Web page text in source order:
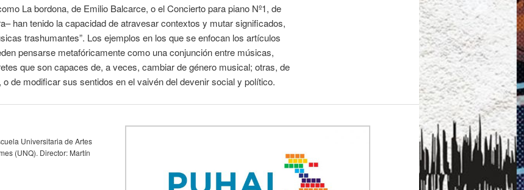
La bordona, de Emilio Balcarce, o el Concierto para piano Nº1, de
han tenido la capacidad de atravesar contextos y mutar significados,
trashumantes”. Los ejemplos en los que se enfocan los artículos
pensarse metafóricamente como una conjunción entre músicas,
que son capaces de, a veces, cambiar de género musical; otras, de
o de modificar sus sentidos en el vaivén del devenir social y político.
Universitaria de Artes
(UNQ). Director: Martín